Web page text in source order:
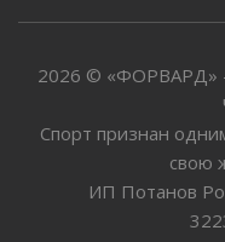
2026 © «ФОРВАРД»
Спорт признан
свою
ИП Потанов